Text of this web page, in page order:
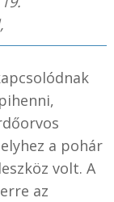
a pohár
volt. A
az